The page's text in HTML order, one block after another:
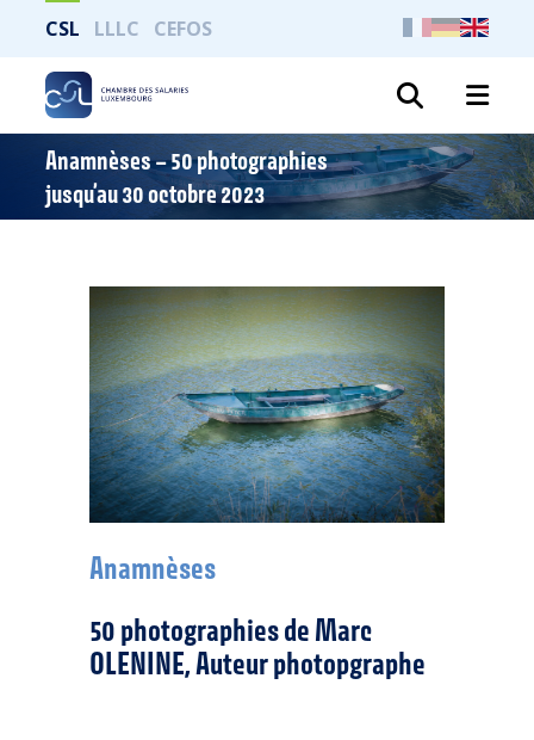
CSL LLLC CEFOS
Anamnèses – 50 photographies
jusqu’au 30 octobre 2023
Anamnèses
50 photographies de Marc
OLENINE,Auteur photopgraphe